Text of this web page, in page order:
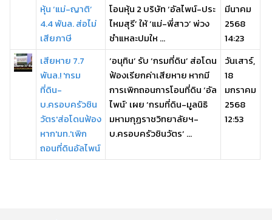
หุ้น ‘แม่-ญาติ’
4.4 พันล. ส่อไม่
เสียภาษี
โอนหุ้น 2 บริษัท ‘อัลไพน์-ประ
ไหมสุรี’ ให้ ‘แม่-พี่สาว’ พ่วง
ชำแหละปมให ...
มีนาคม
2568
14:23
เสียหาย 7.7
พันล.! 'กรม
ที่ดิน-
บ.ครอบครัวชิน
วัตร'ส่อโดนฟ้อง
หาก'มท.'เพิก
ถอนที่ดินอัลไพน์
‘อนุทิน’ รับ ‘กรมที่ดิน’ ส่อโดน
ฟ้องเรียกค่าเสียหาย หากมี
การเพิกถอนการโอนที่ดิน ‘อัล
ไพน์’ เผย ‘กรมที่ดิน-มูลนิธิ
มหามกุฏราชวิทยาลัยฯ-
บ.ครอบครัวชินวัตร’ ...
วันเสาร์,
18
มกราคม
2568
12:53